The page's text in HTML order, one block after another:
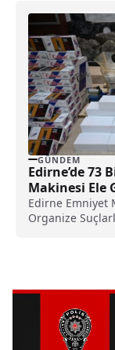
GÜNDEM
Edirne’de 73
Makinesi Ele
Edirne Emniyet
Organize